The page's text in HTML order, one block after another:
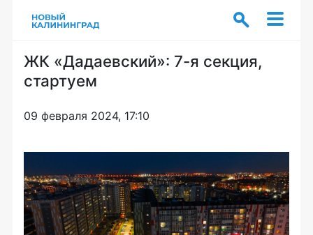
ЖК «Дадаевский»: 7-я секция,
стартуем
09 февраля 2024, 17:10